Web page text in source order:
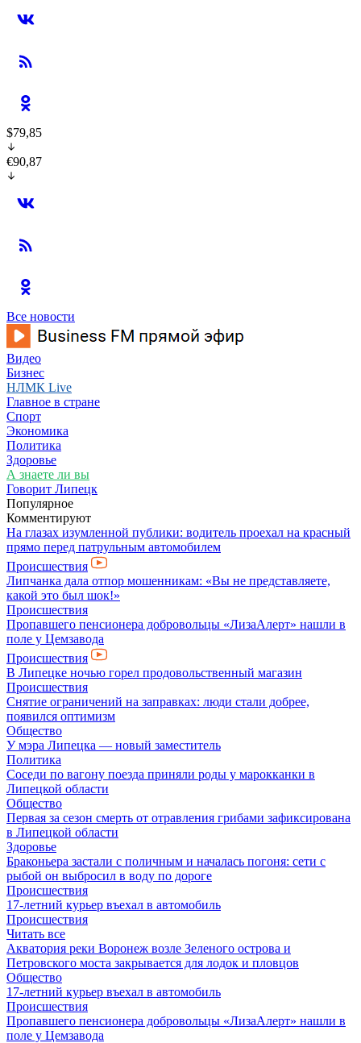
$79,85
€90,87
Все новости
Видео
Бизнес
НЛМК Live
Главное в стране
Спорт
Экономика
Политика
Здоровье
А знаете ли вы
Говорит Липецк
Популярное
Комментируют
На глазах изумленной публики: водитель проехал на красный
прямо перед патрульным автомобилем
Происшествия
Липчанка дала отпор мошенникам: «Вы не представляете,
какой это был шок!»
Происшествия
Пропавшего пенсионера добровольцы «ЛизаАлерт» нашли в
поле у Цемзавода
Происшествия
В Липецке ночью горел продовольственный магазин
Происшествия
Снятие ограничений на заправках: люди стали добрее,
появился оптимизм
Общество
У мэра Липецка — новый заместитель
Политика
Соседи по вагону поезда приняли роды у марокканки в
Липецкой области
Общество
Первая за сезон смерть от отравления грибами зафиксирована
в Липецкой области
Здоровье
Браконьера застали с поличным и началась погоня: сети с
рыбой он выбросил в воду по дороге
Происшествия
17-летний курьер въехал в автомобиль
Происшествия
Читать все
Акватория реки Воронеж возле Зеленого острова и
Петровского моста закрывается для лодок и пловцов
Общество
17-летний курьер въехал в автомобиль
Происшествия
Пропавшего пенсионера добровольцы «ЛизаАлерт» нашли в
поле у Цемзавода